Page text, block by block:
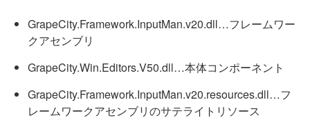
GrapeCity.Framework.InputMan.v20.dll…フレームワー
クアセンブリ
GrapeCity.Win.Editors.V50.dll…本体コンポーネント
GrapeCity.Framework.InputMan.v20.resources.dll…フ
レームワークアセンブリのサテライトリソース